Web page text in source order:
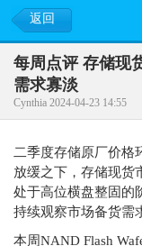
返回
每周点评 存储现
需求寡淡
Cynthia 2024-04-23 14:55
二季度存储原厂价格
放缓之下，存储现货
处于高位横盘整固的
持续观察市场备货需
本周NAND Flash